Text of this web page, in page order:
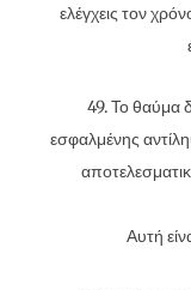
ελέγχεις τον
49. Το θαύμα
εσφαλμένης
Αυτή